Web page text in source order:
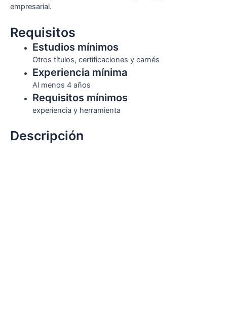
empresarial.
Requisitos
Estudios mínimos
Otros títulos, certificaciones y carnés
Experiencia mínima
Al menos 4 años
Requisitos mínimos
experiencia y herramienta
Descripción